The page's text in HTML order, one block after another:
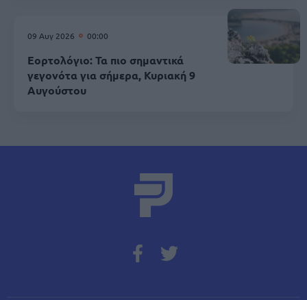
09 Αυγ 2026 00:00
Εορτολόγιο: Τα πιο σημαντικά
γεγονότα για σήμερα, Κυριακή 9
Αυγούστου